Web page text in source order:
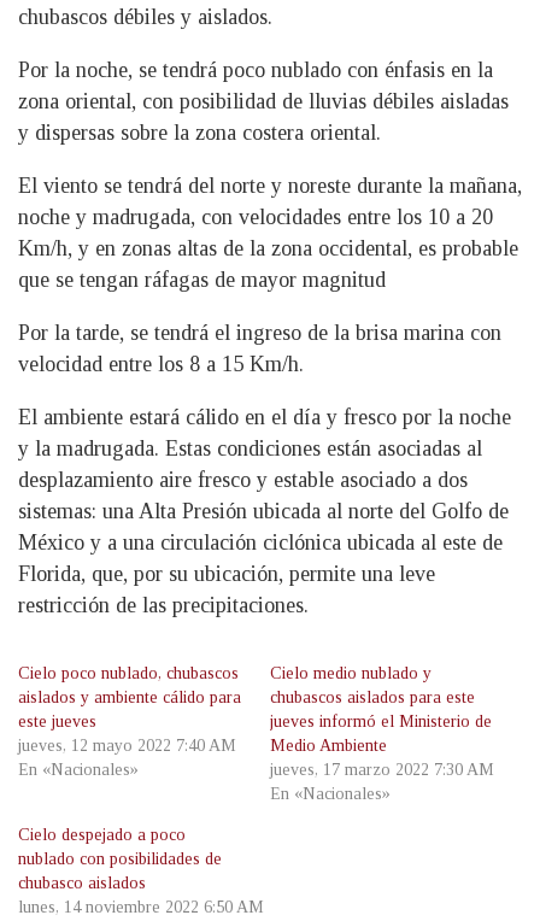
chubascos débiles y aislados.
Por la noche, se tendrá poco nublado con énfasis en la
zona oriental, con posibilidad de lluvias débiles aisladas
y dispersas sobre la zona costera oriental.
El viento se tendrá del norte y noreste durante la mañana,
noche y madrugada, con velocidades entre los 10 a 20
Km/h, y en zonas altas de la zona occidental, es probable
que se tengan ráfagas de mayor magnitud
Por la tarde, se tendrá el ingreso de la brisa marina con
velocidad entre los 8 a 15 Km/h.
El ambiente estará cálido en el día y fresco por la noche
y la madrugada. Estas condiciones están asociadas al
desplazamiento aire fresco y estable asociado a dos
sistemas: una Alta Presión ubicada al norte del Golfo de
México y a una circulación ciclónica ubicada al este de
Florida, que, por su ubicación, permite una leve
restricción de las precipitaciones.
Cielo poco nublado, chubascos
aislados y ambiente cálido para
este jueves
jueves, 12 mayo 2022 7:40 AM
En «Nacionales»
Cielo medio nublado y
chubascos aislados para este
jueves informó el Ministerio de
Medio Ambiente
jueves, 17 marzo 2022 7:30 AM
En «Nacionales»
Cielo despejado a poco
nublado con posibilidades de
chubasco aislados
lunes, 14 noviembre 2022 6:50 AM